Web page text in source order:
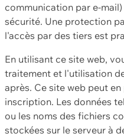
communication par e-
sécurité. Une protection
l'accès par des tiers est
En utilisant ce site web,
traitement et l'utilisation
après. Ce site web peut
inscription. Les données
ou les noms des fichiers
stockées sur le serveur à